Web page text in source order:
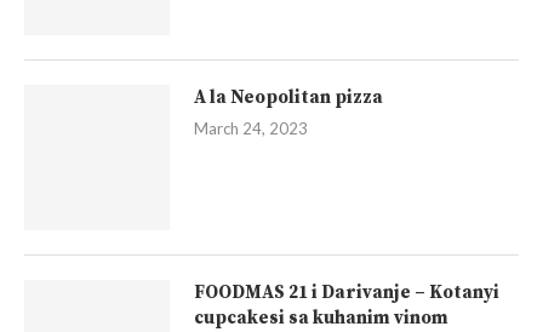
A la Neopolitan pizza
March 24, 2023
FOODMAS 21 i Darivanje – Kotanyi
cupcakesi sa kuhanim vinom